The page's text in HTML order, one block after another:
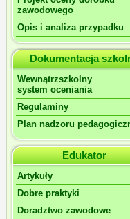
zawodowego
Opis i analiza przypadku
Dokumentacja
Wewnątrzszkolny
system oceniania
Regulaminy
Plan nadzoru
Edukator
Artykuły
Dobre praktyki
Doradztwo zawodowe